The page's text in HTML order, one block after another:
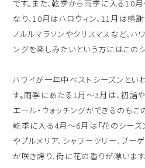
です。また、乾季から雨季に入る10
なり、10月はハロウィン、11月は感
ノルルマラソンやクリスマスなど、ハ
ングを楽しみたいという方にはこの
ハワイが一年中ベストシーズンとい
す。雨季にあたる1月〜3月は、初詣
エール・ウォッチングができるのも
乾季に入る4月〜6月は「花のシーズ
やプルメリア、シャワーツリー、ブー
が咲き誇り、街に花の香りが漂います